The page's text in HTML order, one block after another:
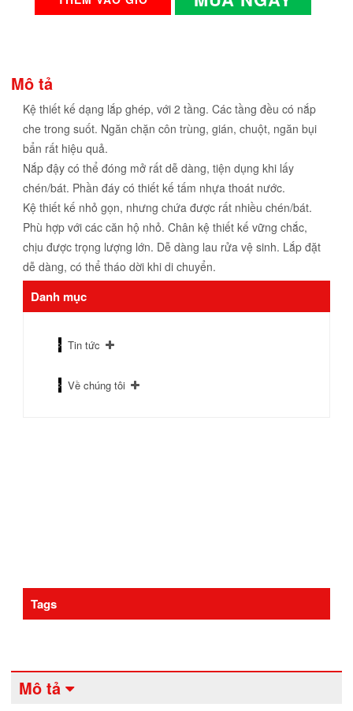
Mô tả
Kệ thiết kế dạng lắp ghép, với 2 tầng. Các tầng đều có nắp
che trong suốt. Ngăn chặn côn trùng, gián, chuột, ngăn bụi
bẩn rất hiệu quả.
Nắp đậy có thể đóng mở rất dễ dàng, tiện dụng khi lấy
chén/bát. Phần đáy có thiết kế tấm nhựa thoát nước.
Kệ thiết kế nhỏ gọn, nhưng chứa được rất nhiều chén/bát.
Phù hợp với các căn hộ nhỏ. Chân kệ thiết kế vững chắc,
chịu được trọng lượng lớn. Dễ dàng lau rửa vệ sinh. Lắp đặt
dễ dàng, có thể tháo dời khi di chuyển.
Danh mục
Tin tức
Về chúng tôi
Tags
Mô tả